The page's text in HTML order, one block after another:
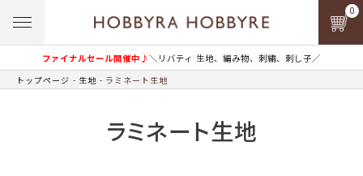
ファイナルセール開催中♪＼リバティ 生地、編み物、刺繍、刺し子／
0
トップページ 生地 ラミネート生地
ラミネート生地